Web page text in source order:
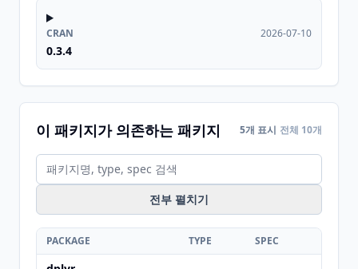
CRAN
0.3.4
2026-07-10
이 패키지가 의존하는 패키지 5개 표시 전체 10개
전부 펼치기
PACKAGE TYPE SPEC